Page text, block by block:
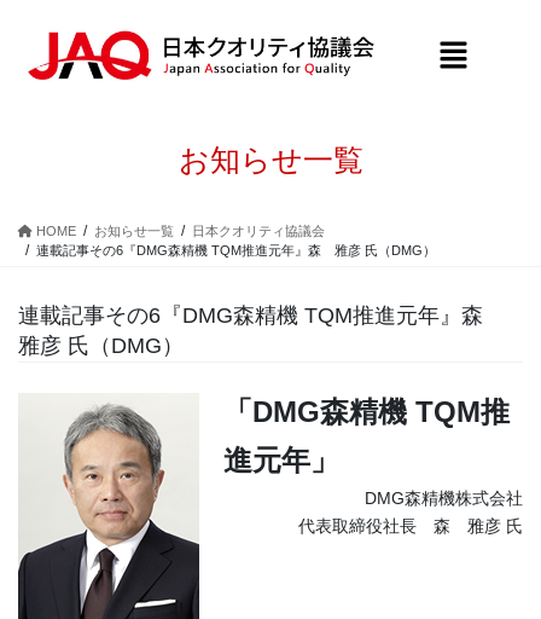
お知らせ一覧
HOME お知らせ一覧
日本クオリティ協議会
連載記事その6『DMG森精機 TQM推進元年』森 雅彦 氏（DMG）
連載記事その6『DMG森精機 TQM推進元年』森
雅彦 氏（DMG）
「DMG森精機 TQM推
進元年」
DMG森精機株式会社
代表取締役社長 森 雅彦 氏